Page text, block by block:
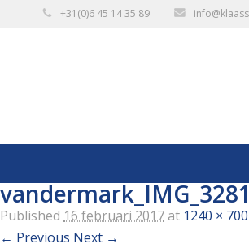
+31(0)6 45 14 35 89
Published 16 februari 2017at 1240 × 700
← Previous Next →